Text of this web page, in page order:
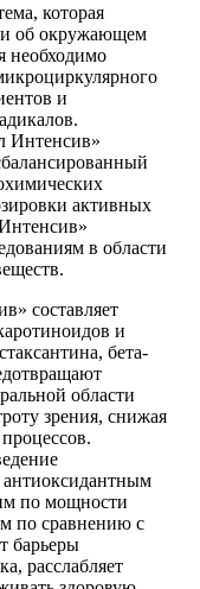
которая
об окружающем
необходимо
и
Интенсив»
активных
в области
составляет
и
бета-
области
зрения, снижая
антиоксидантным
по мощности
по сравнению с
барьеры
расслабляет